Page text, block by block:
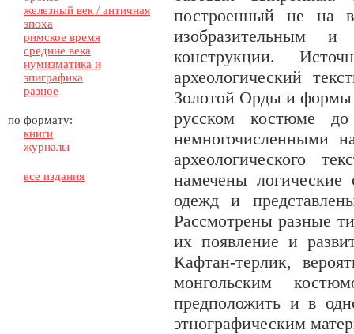
железный век / античная
эпоха
римское время
средние века
нумизматика и
эпиграфика
разное
по формату:
книги
журналы
все издания
построенный не на
изобразительным
конструкции.
археологический
Золотой Орды и формы
русском костюме
немногочисленными
археологического
намечены
одежд и
Рассмотрены разные
их появление и
Кафтан-терлик,
монгольским
предположить и в
этнографическим